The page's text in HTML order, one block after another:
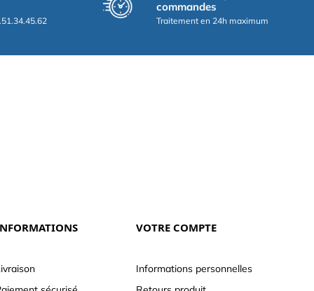
commandes
Traitement en 24h maximum
VOTRE COMPTE
Informations personnelles